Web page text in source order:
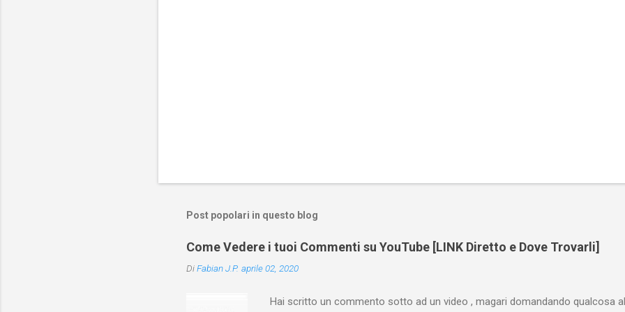
Post popolari in questo blog
Come Vedere i tuoi Commenti su YouTube [LINK Diretto e Dove Trovarli]
DiFabian J.P. aprile 02, 2020
Hai scritto un commento sotto ad un video , magari domandando qualcosa